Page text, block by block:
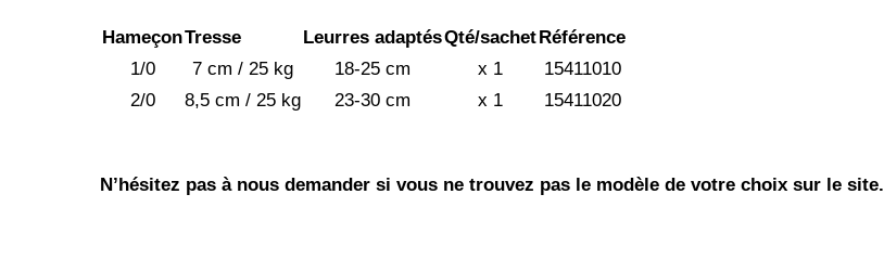
HameçonTresse Leurres adaptésQté/sachetRéférence
1/0
7 cm / 25 kg 18-25 cm x 1
15411010
2/0
8,5 cm / 25 kg 23-30 cm x 1 15411020
N’hésitez pas à nous demander si vous ne trouvez pas le modèle de votre choix sur le site.